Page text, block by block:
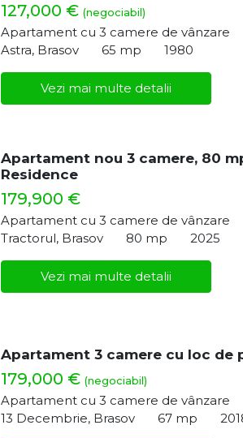
127,000 € (negociabil)
Apartament cu 3 camere de vânzare
Astra, Brasov
65 mp 1980
Vezi mai multe detalii
Apartament nou 3 camere, 80
Residence
179,900 €
Apartament cu 3 camere de vânzare
Tractorul, Brasov
80 mp 2025
Vezi mai multe detalii
Apartament 3 camere cu loc de
179,000 € (negociabil)
Apartament cu 3 camere de vânzare
13 Decembrie, Brasov
67 mp